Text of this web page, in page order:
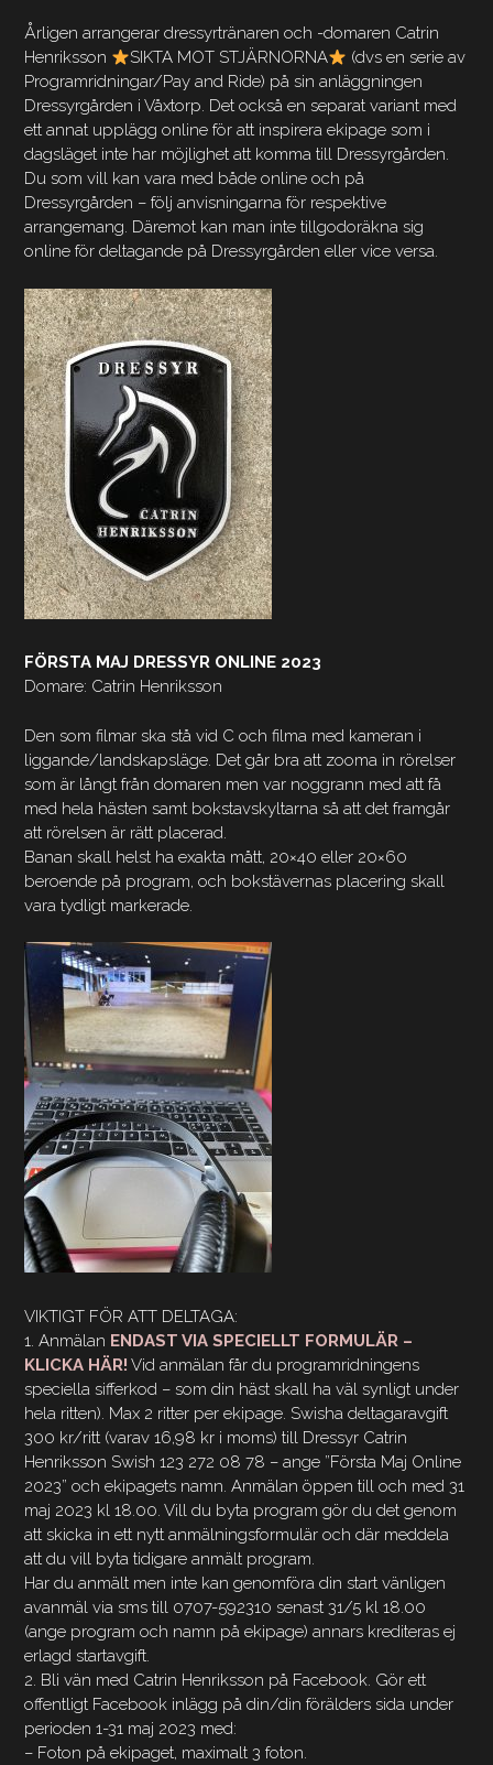
Årligen arrangerar dressyrtränaren och -domaren Catrin
Henriksson
SIKTA MOT STJÄRNORNA
(dvs en serie av
Programridningar/Pay and Ride) på sin anläggningen
Dressyrgården i Våxtorp. Det också en separat variant med
ett annat upplägg online för att inspirera ekipage som i
dagsläget inte har möjlighet att komma till Dressyrgården.
Du som vill kan vara med både online och på
Dressyrgården – följ anvisningarna för respektive
arrangemang. Däremot kan man inte tillgodoräkna sig
online för deltagande på Dressyrgården eller vice versa.
FÖRSTA MAJ DRESSYR ONLINE 2023
Domare: Catrin Henriksson
Den som filmar ska stå vid C och filma med kameran i
liggande/landskapsläge. Det går bra att zooma in rörelser
som är långt från domaren men var noggrann med att få
med hela hästen samt bokstavskyltarna så att det framgår
att rörelsen är rätt placerad.
Banan skall helst ha exakta mått, 20×40 eller 20×60
beroende på program, och bokstävernas placering skall
vara tydligt markerade.
VIKTIGT FÖR ATT DELTAGA:
1. Anmälan ENDAST VIA SPECIELLT FORMULÄR –
KLICKA HÄR! Vid anmälan får du programridningens
speciella sifferkod – som din häst skall ha väl synligt under
hela ritten). Max 2 ritter per ekipage. Swisha deltagaravgift
300 kr/ritt (varav 16,98 kr i moms) till Dressyr Catrin
Henriksson Swish 123 272 08 78 – ange ”Första Maj Online
2023” och ekipagets namn. Anmälan öppen till och med 31
maj 2023 kl 18.00. Vill du byta program gör du det genom
att skicka in ett nytt anmälningsformulär och där meddela
att du vill byta tidigare anmält program.
Har du anmält men inte kan genomföra din start vänligen
avanmäl via sms till 0707-592310 senast 31/5 kl 18.00
(ange program och namn på ekipage) annars krediteras ej
erlagd startavgift.
2. Bli vän med Catrin Henriksson på Facebook. Gör ett
offentligt Facebook inlägg på din/din förälders sida under
perioden 1-31 maj 2023 med:
– Foton på ekipaget, maximalt 3 foton.